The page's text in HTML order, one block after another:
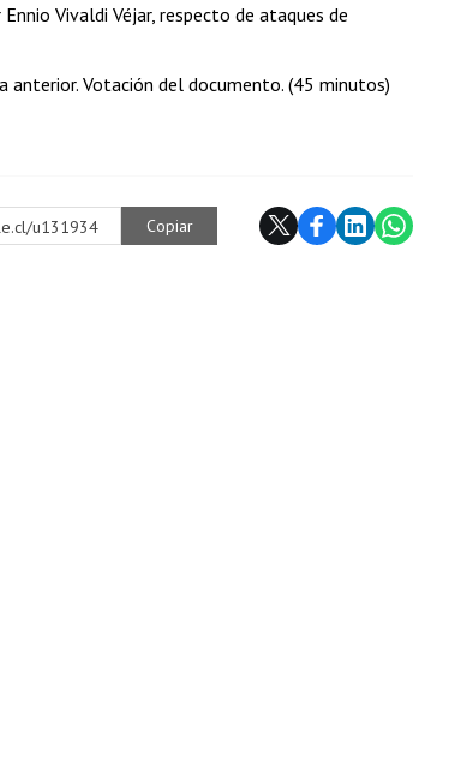
Vivaldi Véjar, respecto de ataques de
anterior. Votación del documento. (45 minutos)
u131934 Copiar